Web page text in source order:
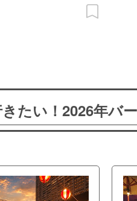
たい！2026年バ